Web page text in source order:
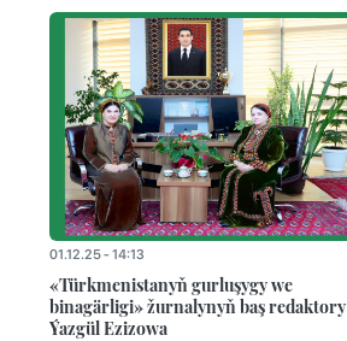
01.12.25 - 14:13
«Türkmenistanyň gurluşygy we
binagärligi» žurnalynyň baş redaktory
Ýazgül Ezizowa